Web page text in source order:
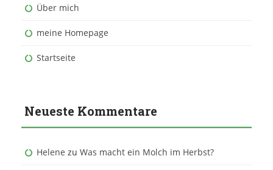
Über mich
meine Homepage
Startseite
Neueste Kommentare
Helene zu Was macht ein Molch im Herbst?